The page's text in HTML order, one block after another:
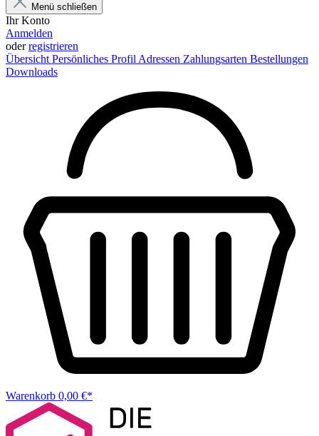
Menü schließen
Ihr Konto
Anmelden
oderregistrieren
Übersicht Persönliches Profil Adressen Zahlungsarten Bestellungen
Downloads
Warenkorb 0,00 €*